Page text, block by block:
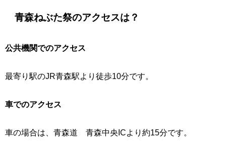
青森ねぶた祭のアクセスは？
公共機関でのアクセス
最寄り駅のJR青森駅より徒歩10分です。
車でのアクセス
車の場合は、青森道 青森中央ICより約15分です。